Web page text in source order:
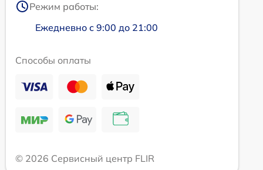
Режим работы:
Ежедневно с 9:00 до 21:00
Способы оплаты
© 2026 Сервисный центр FLIR